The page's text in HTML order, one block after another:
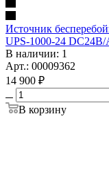
Источник
UPS-1000-24 DC24B/
В наличии: 1
Арт.: 00009362
14 900 ₽
В корзину